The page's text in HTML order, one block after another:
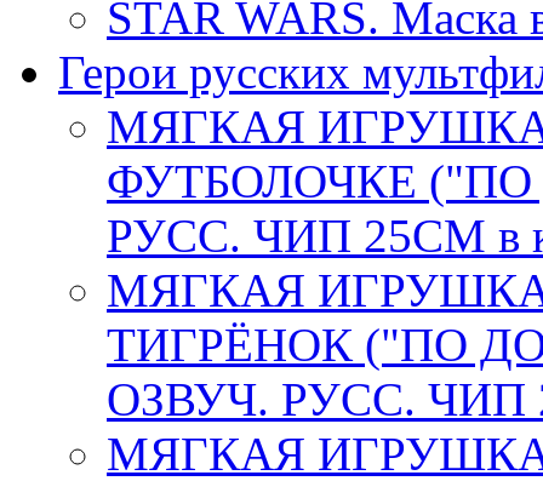
STAR WARS. Маска
Герои русских
МЯГКАЯ ИГРУШКА
ФУТБОЛОЧКЕ
РУСС. ЧИП 25СМ в
МЯГКАЯ
ТИГРЁНОК ("ПО
ОЗВУЧ. РУСС. ЧИП
МЯГКАЯ